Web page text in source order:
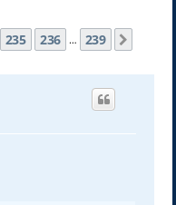
235 236 … 239